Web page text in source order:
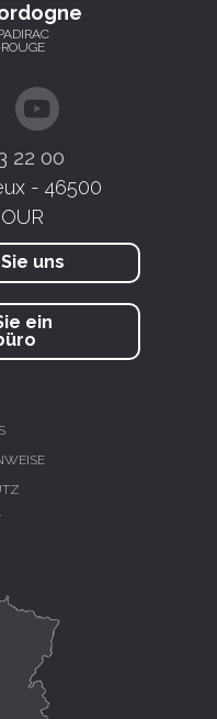
22 00
- 46500
uns
ein